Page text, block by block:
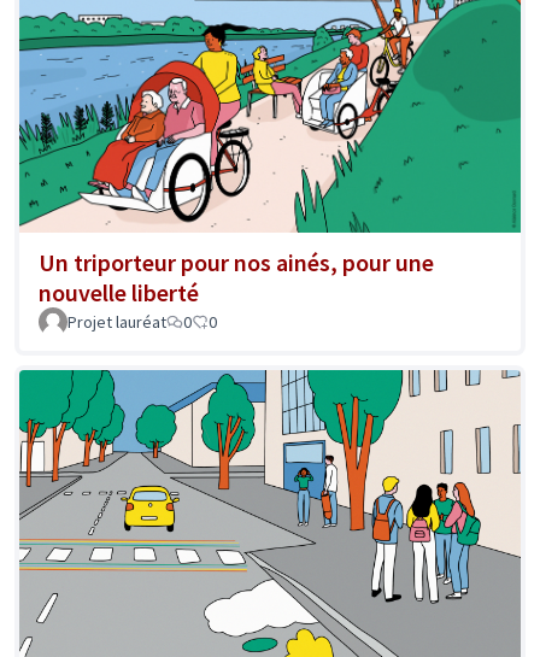
Un triporteur pour nos ainés, pour une
nouvelle liberté
Projet lauréat 0 0